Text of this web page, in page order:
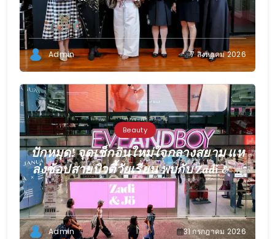
“ผ้าลายน้ำไหล” สู่ชิ้นงานศิลปะสะสมสุด
ลิมิเต็ด ถ่ายทอดภูมิปัญญาท้องถิ่นสู่
สุนทรียภาพระดับสากล
Admin 7 สิงหาคม 2026
Beauty
ปักหมุด! จุดเช็กอินใหม่ใจกลางสยาม แห
ล่งช้อปสายบิวตี้วัยเรียน พบกับ Zadi & Jo
Glow Station เปิดแล้วที่ EVEANDBOY
Centerpoint Siam Square
Admin 31 กรกฎาคม 2026